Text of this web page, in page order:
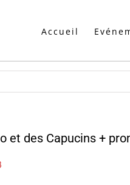
Accueil
et des Capucins +